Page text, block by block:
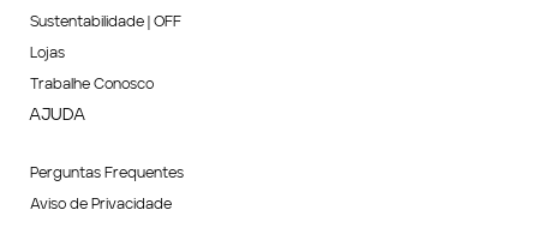
Sustentabilidade | OFF
Lojas
Trabalhe Conosco
AJUDA
Perguntas Frequentes
Aviso de Privacidade